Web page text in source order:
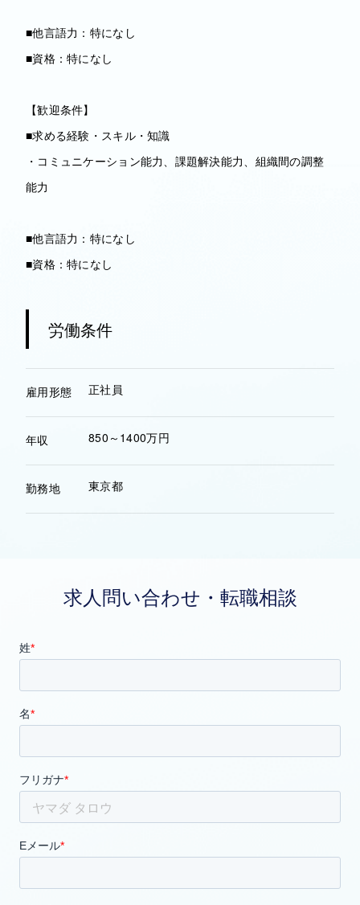
■他言語力：特になし
■資格：特になし
【歓迎条件】
■求める経験・スキル・知識
・コミュニケーション能力、課題解決能力、組織間の調整
能力
■他言語力：特になし
■資格：特になし
労働条件
雇用形態 正社員
年収 850～1400万円
勤務地 東京都
求人問い合わせ・転職相談